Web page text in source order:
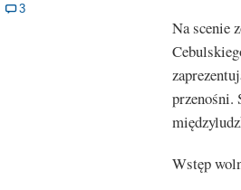
3
Na scenie
przenośni.
Wstęp